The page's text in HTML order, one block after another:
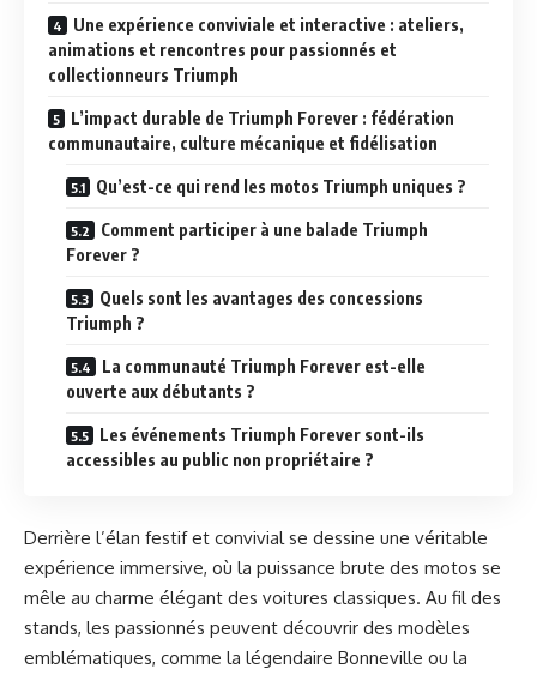
Une expérience conviviale et interactive : ateliers,
animations et rencontres pour passionnés et
collectionneurs Triumph
L’impact durable de Triumph Forever : fédération
communautaire, culture mécanique et fidélisation
Qu’est-ce qui rend les motos Triumph uniques ?
Comment participer à une balade Triumph
Forever ?
Quels sont les avantages des concessions
Triumph ?
La communauté Triumph Forever est-elle
ouverte aux débutants ?
Les événements Triumph Forever sont-ils
accessibles au public non propriétaire ?
Derrière l’élan festif et convivial se dessine une véritable
expérience immersive, où la puissance brute des motos se
mêle au charme élégant des voitures classiques. Au fil des
stands, les passionnés peuvent découvrir des modèles
emblématiques, comme la légendaire Bonneville ou la